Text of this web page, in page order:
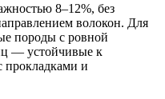
8–12%, без
волокон. Для
породы с ровной
— устойчивые к
прокладками и